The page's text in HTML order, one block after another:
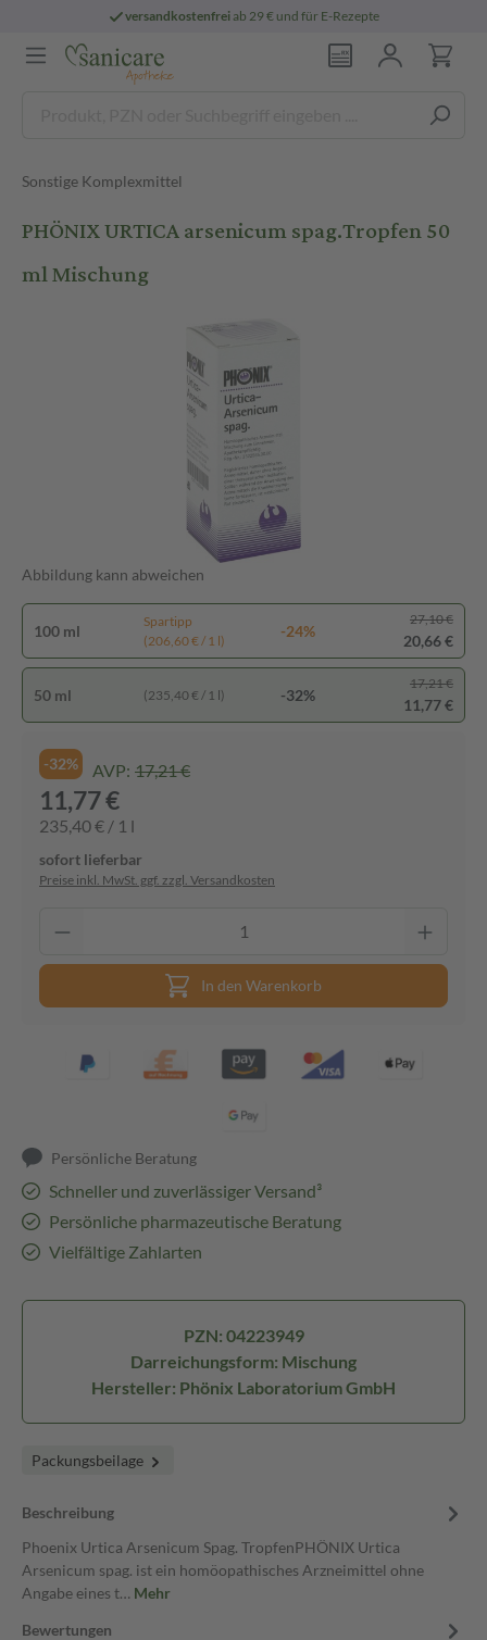
versandkostenfreiab 29 € und für E-Rezepte
Sonstige Komplexmittel
PHÖNIX URTICA arsenicum spag.Tropfen 50
ml Mischung
Abbildung kann abweichen
100 ml
Spartipp
(206,60 € / 1 l)
-24%
27,10 €
20,66 €
50 ml (235,40 € / 1 l) -32%
17,21 €
11,77 €
-32% AVP: 17,21 €
11,77 €
235,40 € / 1 l
sofort lieferbar
Preise inkl. MwSt. ggf. zzgl. Versandkosten
In den Warenkorb
Persönliche Beratung
Schneller und zuverlässiger Versand³
Persönliche pharmazeutische Beratung
Vielfältige Zahlarten
PZN: 04223949
Darreichungsform: Mischung
Hersteller: Phönix Laboratorium GmbH
Packungsbeilage
Beschreibung
Phoenix Urtica Arsenicum Spag. TropfenPHÖNIX Urtica
Arsenicum spag. ist ein homöopathisches Arzneimittel ohne
Angabe eines t… Mehr
Bewertungen